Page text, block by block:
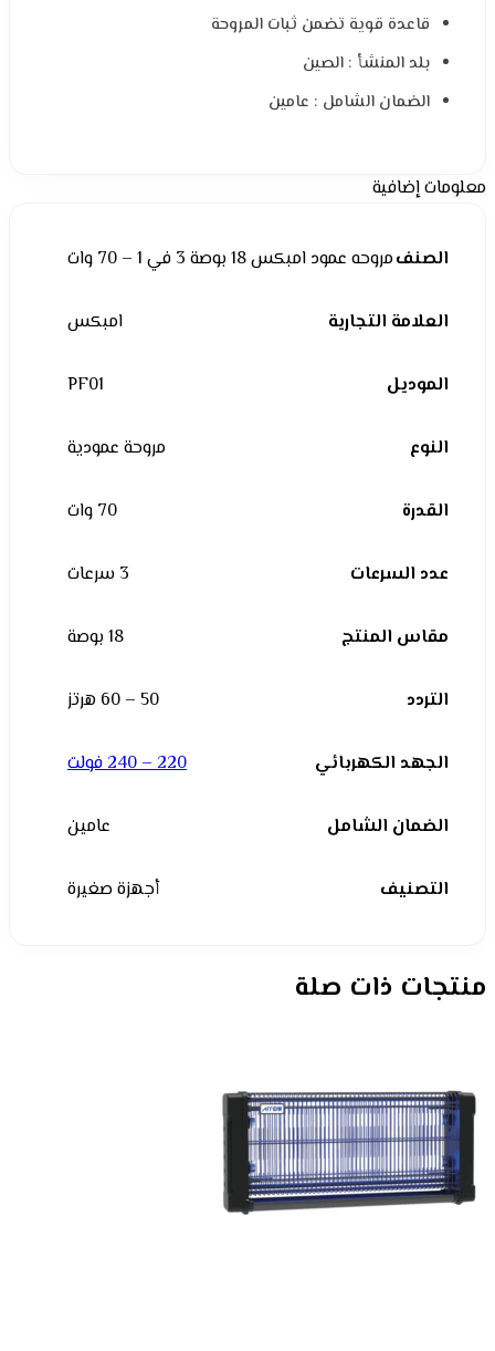
قاعدة قوية تضمن ثبات المروحة
بلد المنشأ : الصين
الضمان الشامل : عامين
معلومات إضافية
الصنفمروحه عمود امبكس 18 بوصة 3 في 1 – 70 وات
العلامة التجارية امبكس
الموديل PF01
النوع مروحة عمودية
القدرة 70 وات
عدد السرعات 3 سرعات
مقاس المنتج 18 بوصة
التردد 50 – 60 هرتز
الجهد الكهربائي 220 – 240 فولت
الضمان الشامل عامين
التصنيف أجهزة صغيرة
منتجات ذات صلة